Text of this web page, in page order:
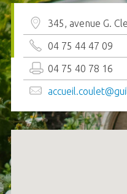
345, avenue G.
04 75 44 47 09
04 75 40 78 16